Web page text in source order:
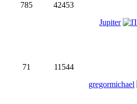
785 42453
Jupiter
71 11544
gregormichael